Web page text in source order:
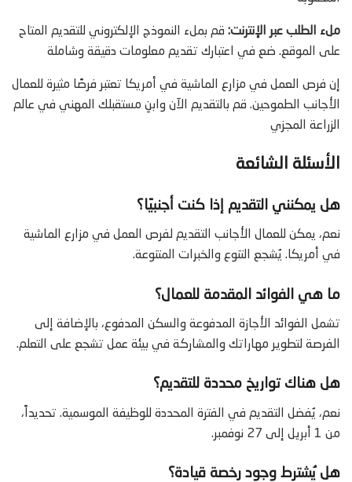
ملء الطلب عبر الإنترنت: قم بملء النموذج الإلكتروني للتقديم المتاح
على الموقع. ضع في اعتبارك تقديم معلومات دقيقة وشاملة
إن فرص العمل في مزارع الماشية في أمريكا تعتبر فرصًا مثيرة للعمال
الأجانب الطموحين. قم بالتقديم الآن وابنِ مستقبلك المهني في عالم
الزراعة المجزي
الأسئلة الشائعة
هل يمكنني التقديم إذا كنت أجنبيًا؟
نعم، يمكن للعمال الأجانب التقديم لفرص العمل في مزارع الماشية
في أمريكا. يُشجع التنوع والخبرات المتنوعة.
ما هي الفوائد المقدمة للعمال؟
تشمل الفوائد الأجازة المدفوعة والسكن المدفوع، بالإضافة إلى
الفرصة لتطوير مهاراتك والمشاركة في بيئة عمل تشجع على التعلم.
هل هناك تواريخ محددة للتقديم؟
نعم، يُفضل التقديم في الفترة المحددة للوظيفة الموسمية. تحديداً،
من 1 أبريل إلى 27 نوفمبر.
هل يُشترط وجود رخصة قيادة؟